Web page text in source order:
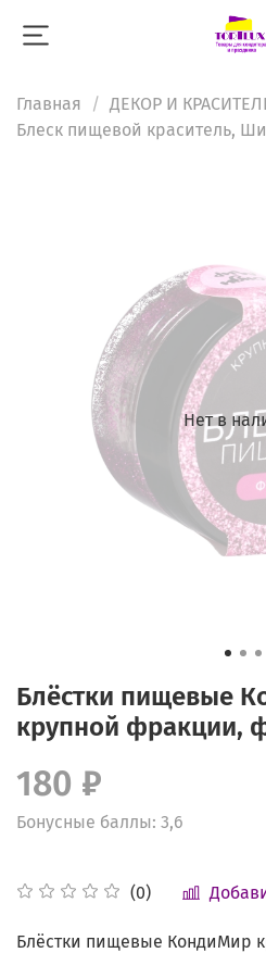
Главная ДЕКОР И
Блеск пищевой краситель,
Нет в
Блёстки пищевые
крупной фракции,
(0)
180 ₽
Бонусные баллы: 3,6
Блёстки пищевые КондиМир